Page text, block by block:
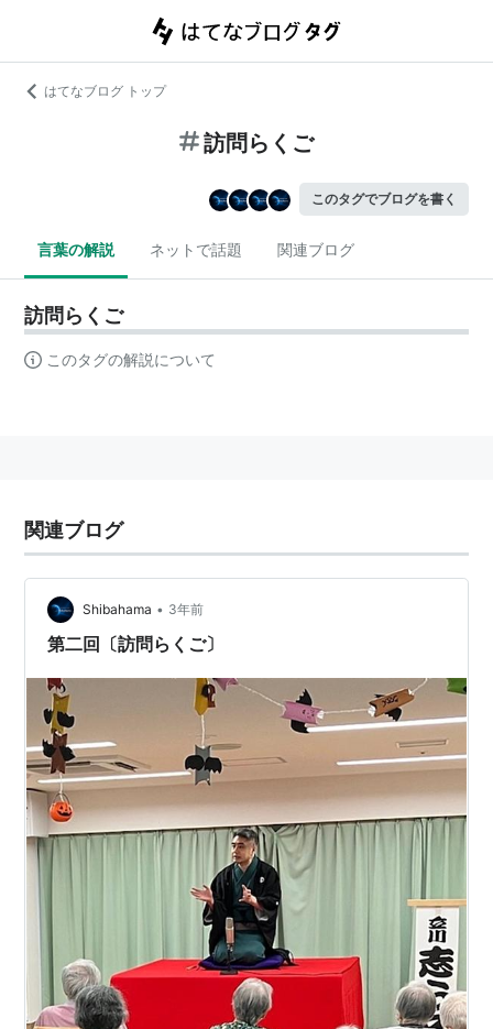
はてなブログ トップ
訪問らくご
このタグでブログを書く
言葉の解説 ネットで話題 関連ブログ
訪問らくご
このタグの解説について
関連ブログ
Shibahama • 3年前
第二回〔訪問らくご〕